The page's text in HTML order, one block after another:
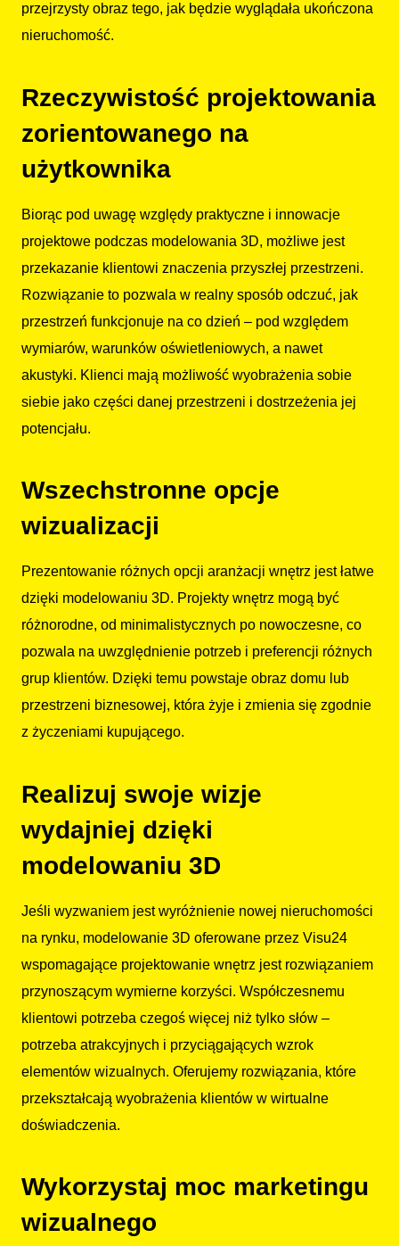
przejrzysty obraz tego, jak będzie wyglądała ukończona
nieruchomość.
Rzeczywistość projektowania
zorientowanego na
użytkownika
Biorąc pod uwagę względy praktyczne i innowacje
projektowe podczas modelowania 3D, możliwe jest
przekazanie klientowi znaczenia przyszłej przestrzeni.
Rozwiązanie to pozwala w realny sposób odczuć, jak
przestrzeń funkcjonuje na co dzień – pod względem
wymiarów, warunków oświetleniowych, a nawet
akustyki. Klienci mają możliwość wyobrażenia sobie
siebie jako części danej przestrzeni i dostrzeżenia jej
potencjału.
Wszechstronne opcje
wizualizacji
Prezentowanie różnych opcji aranżacji wnętrz jest łatwe
dzięki modelowaniu 3D. Projekty wnętrz mogą być
różnorodne, od minimalistycznych po nowoczesne, co
pozwala na uwzględnienie potrzeb i preferencji różnych
grup klientów. Dzięki temu powstaje obraz domu lub
przestrzeni biznesowej, która żyje i zmienia się zgodnie
z życzeniami kupującego.
Realizuj swoje wizje
wydajniej dzięki
modelowaniu 3D
Jeśli wyzwaniem jest wyróżnienie nowej nieruchomości
na rynku, modelowanie 3D oferowane przez Visu24
wspomagające projektowanie wnętrz jest rozwiązaniem
przynoszącym wymierne korzyści. Współczesnemu
klientowi potrzeba czegoś więcej niż tylko słów –
potrzeba atrakcyjnych i przyciągających wzrok
elementów wizualnych. Oferujemy rozwiązania, które
przekształcają wyobrażenia klientów w wirtualne
doświadczenia.
Wykorzystaj moc marketingu
wizualnego